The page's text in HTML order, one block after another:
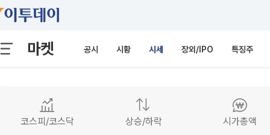
마켓 공시 시황 시세 장외/IPO 특징주
코스피/코스닥 상승/하락 시가총액